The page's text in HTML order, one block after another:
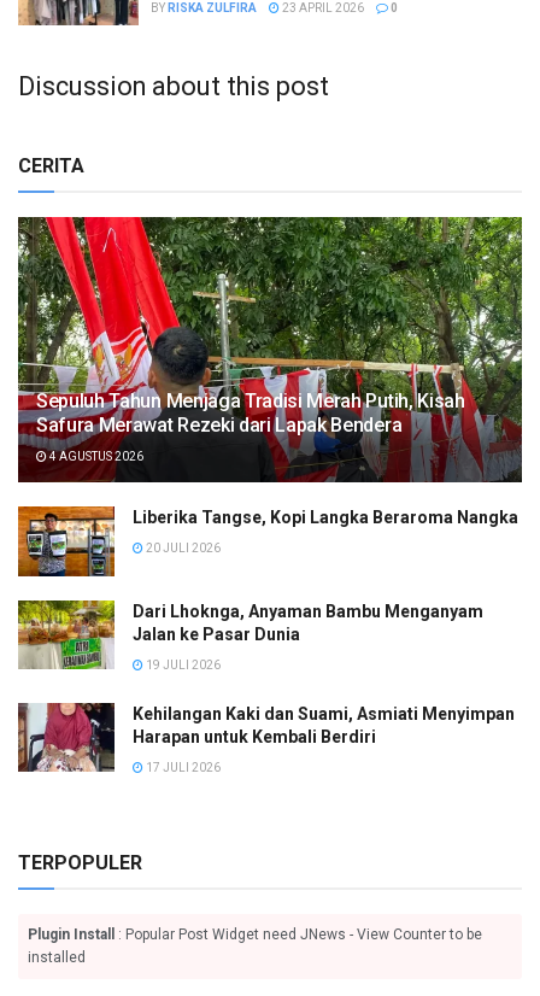
BY RISKA ZULFIRA 23 APRIL 2026 0
Discussion about this post
CERITA
Sepuluh Tahun Menjaga Tradisi Merah Putih, Kisah
Safura Merawat Rezeki dari Lapak Bendera
4 AGUSTUS 2026
Liberika Tangse, Kopi Langka Beraroma Nangka
20 JULI 2026
Dari Lhoknga, Anyaman Bambu Menganyam
Jalan ke Pasar Dunia
19 JULI 2026
Kehilangan Kaki dan Suami, Asmiati Menyimpan
Harapan untuk Kembali Berdiri
17 JULI 2026
TERPOPULER
Plugin Install
: Popular Post Widget need JNews - View Counter to be
installed